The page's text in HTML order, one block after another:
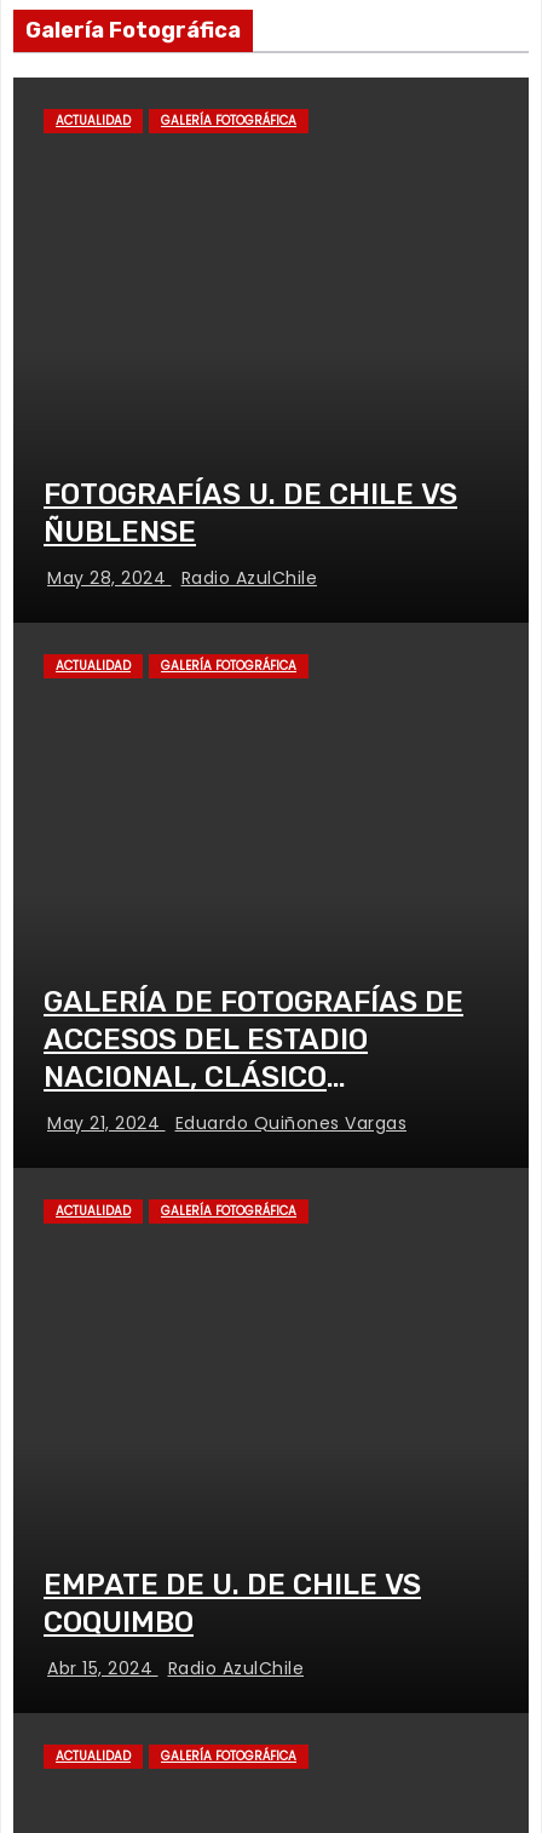
Galería Fotográfica
ACTUALIDAD GALERÍA FOTOGRÁFICA
FOTOGRAFÍAS U. DE CHILE VS
ÑUBLENSE
May 28, 2024 Radio AzulChile
ACTUALIDAD GALERÍA FOTOGRÁFICA
GALERÍA DE FOTOGRAFÍAS DE
ACCESOS DEL ESTADIO
NACIONAL, CLÁSICO
UNIVERSITARIO
May 21, 2024 Eduardo Quiñones Vargas
ACTUALIDAD GALERÍA FOTOGRÁFICA
EMPATE DE U. DE CHILE VS
COQUIMBO
Abr 15, 2024 Radio AzulChile
ACTUALIDAD GALERÍA FOTOGRÁFICA